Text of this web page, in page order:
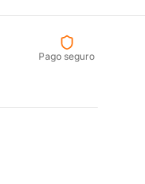
Pago seguro